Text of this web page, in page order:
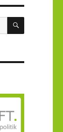
SUCHEN